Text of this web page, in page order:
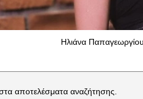
Ηλιάνα
αποτελέσματα αναζήτησης.